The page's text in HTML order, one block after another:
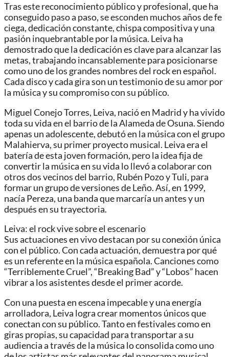
Tras este reconocimiento público y profesional, que ha
conseguido paso a paso, se esconden muchos años de fe
ciega, dedicación constante, chispa compositiva y una
pasión inquebrantable por la música. Leiva ha
demostrado que la dedicación es clave para alcanzar las
metas, trabajando incansablemente para posicionarse
como uno de los grandes nombres del rock en español.
Cada disco y cada gira son un testimonio de su amor por
la música y su compromiso con su público.
Miguel Conejo Torres, Leiva, nació en Madrid y ha vivido
toda su vida en el barrio de la Alameda de Osuna. Siendo
apenas un adolescente, debutó en la música con el grupo
Malahierva, su primer proyecto musical. Leiva era el
batería de esta joven formación, pero la idea fija de
convertir la música en su vida lo llevó a colaborar con
otros dos vecinos del barrio, Rubén Pozo y Tuli, para
formar un grupo de versiones de Leño. Así, en 1999,
nacía Pereza, una banda que marcaría un antes y un
después en su trayectoria.
Leiva: el rock vive sobre el escenario
Sus actuaciones en vivo destacan por su conexión única
con el público. Con cada actuación, demuestra por qué
es un referente en la música española. Canciones como
“Terriblemente Cruel”, “Breaking Bad” y “Lobos” hacen
vibrar a los asistentes desde el primer acorde.
Con una puesta en escena impecable y una energía
arrolladora, Leiva logra crear momentos únicos que
conectan con su público. Tanto en festivales como en
giras propias, su capacidad para transportar a su
audiencia a través de la música lo consolida como uno